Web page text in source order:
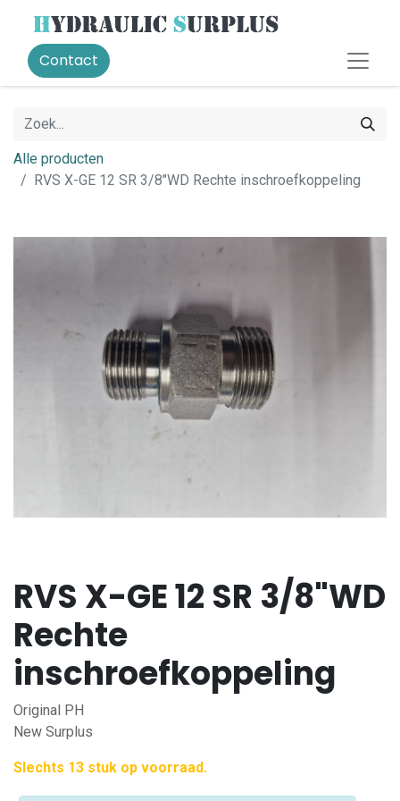
Contact
Alle producten
RVS X-GE 12 SR 3/8"WD Rechte inschroefkoppeling
RVS X-GE 12 SR 3/8"WD
Rechte
inschroefkoppeling
Original PH
New Surplus
Slechts 13 stuk op voorraad.